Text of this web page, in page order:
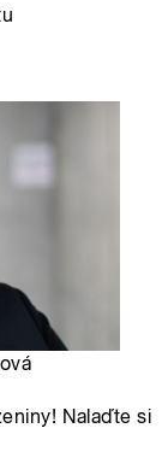
Nalaďte si